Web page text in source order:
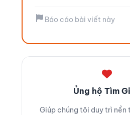
Báo cáo bài viết này
Ủng hộ Tìm
Giúp chúng tôi duy trì nền